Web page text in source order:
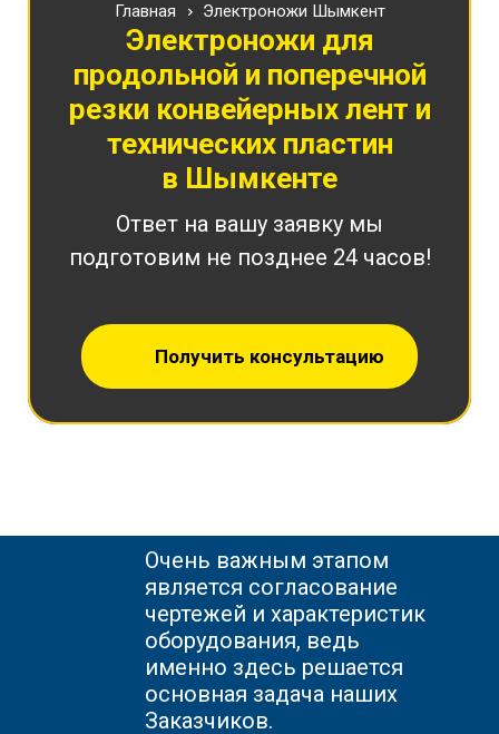
Главная Электроножи Шымкент
Электроножи для
продольной и поперечной
резки конвейерных лент и
технических пластин
в Шымкенте
Ответ на вашу заявку мы
подготовим не позднее 24 часов!
Получить консультацию
Очень важным этапом
является согласование
чертежей и характеристик
оборудования, ведь
именно здесь решается
основная задача наших
Заказчиков.